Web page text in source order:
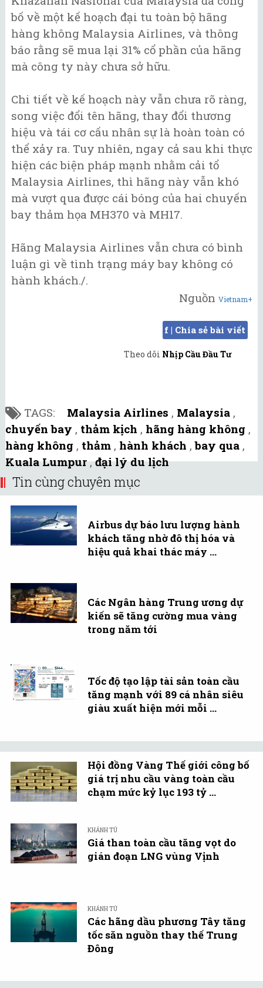
bố về một kế hoạch đại tu toàn bộ hãng
hàng không Malaysia Airlines, và thông
báo rằng sẽ mua lại 31% cổ phần của hãng
mà công ty này chưa sở hữu.
Chi tiết về kế hoạch này vẫn chưa rõ ràng,
song việc đổi tên hãng, thay đổi thương
hiệu và tái cơ cấu nhân sự là hoàn toàn có
thể xảy ra. Tuy nhiên, ngay cả sau khi thực
hiện các biện pháp mạnh nhằm cải tổ
Malaysia Airlines, thì hãng này vẫn khó
mà vượt qua được cái bóng của hai chuyến
bay thảm họa MH370 và MH17.
Hãng Malaysia Airlines vẫn chưa có bình
luận gì về tình trạng máy bay không có
hành khách./.
Nguồn Vietnam+
f | Chia sẻ bài viết
Theo dõi Nhịp Cầu Đầu Tư
TAGS: Malaysia Airlines , Malaysia ,
chuyến bay , thảm kịch , hãng hàng không ,
hàng không , thảm , hành khách ,bay qua ,
Kuala Lumpur,đại lý du lịch
Tin cùng chuyên mục
Airbus dự báo lưu lượng hành
khách tăng nhờ đô thị hóa và
hiệu quả khai thác máy ...
Các Ngân hàng Trung ương dự
kiến sẽ tăng cường mua vàng
trong năm tới
Tốc độ tạo lập tài sản toàn cầu
tăng mạnh với 89 cá nhân siêu
giàu xuất hiện mới mỗi ...
Hội đồng Vàng Thế giới công bố
giá trị nhu cầu vàng toàn cầu
chạm mức kỷ lục 193 tỷ ...
KHÁNH TÚ
Giá than toàn cầu tăng vọt do
gián đoạn LNG vùng Vịnh
KHÁNH TÚ
Các hãng dầu phương Tây tăng
tốc săn nguồn thay thế Trung
Đông